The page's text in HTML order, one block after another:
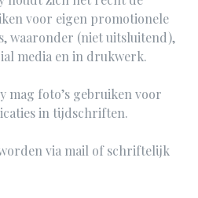
voor eigen promotionele
waaronder (niet uitsluitend),
media en in drukwerk.
mag foto’s gebruiken voor
in tijdschriften.
via mail of schriftelijk